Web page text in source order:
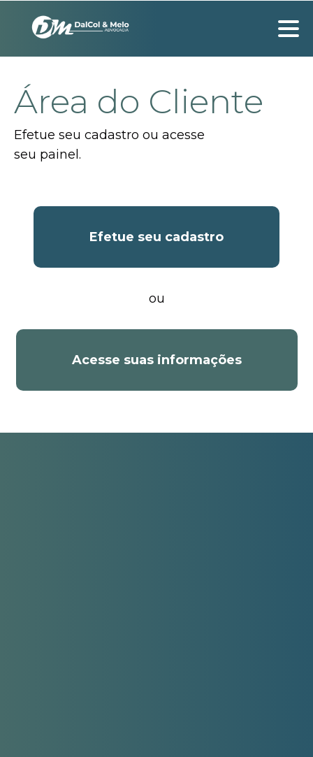
Área do Cliente
Efetue seu cadastro ou acesse
seu painel.
Efetue seu cadastro
ou
Acesse suas informações